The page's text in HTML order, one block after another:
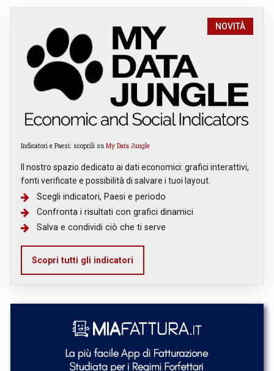
NOVITÀ
Indicatori e Paesi: scoprili su My Data Jungle
Il nostro spazio dedicato ai dati economici: grafici interattivi,
fonti verificate e possibilità di salvare i tuoi layout.
Scegli indicatori, Paesi e periodo
Confronta i risultati con grafici dinamici
Salva e condividi ciò che ti serve
Scopri tutti gli indicatori